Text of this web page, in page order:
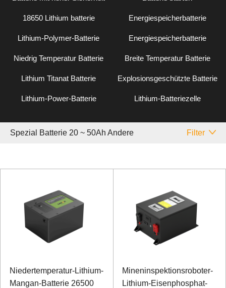
18650 Lithium batterie Energiespeicherbatterie
Lithium-Polymer-Batterie Energiespeicherbatterie
Niedrig Temperatur Batterie Breite Temperatur Batterie
Lithium Titanat Batterie Explosionsgeschützte Batterie
Lithium-Power-Batterie Lithium-Batteriezelle
Spezial Batterie 20 ~ 50Ah Andere Filter
Niedertemperatur-Lithium-
Mangan-Batterie 26500
Mineninspektionsroboter-
Lithium-Eisenphosphat-